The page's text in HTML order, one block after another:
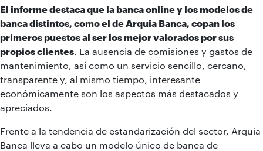
El informe destaca que la banca online y los modelos de
banca distintos, como el de Arquia Banca, copan los
primeros puestos al ser los mejor valorados por sus
propios clientes. La ausencia de comisiones y gastos de
mantenimiento, así como un servicio sencillo, cercano,
transparente y, al mismo tiempo, interesante
económicamente son los aspectos más destacados y
apreciados.
Frente a la tendencia de estandarización del sector, Arquia
Banca lleva a cabo un modelo único de banca de